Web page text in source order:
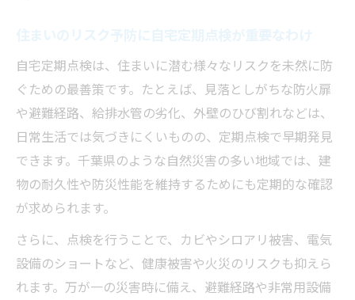
自宅定期点検は、住まいに潜む様々なリスクを未然に防
ぐための最善策です。たとえば、見落としがちな防火扉
や避難経路、給排水管の劣化、外壁のひび割れなどは、
日常生活では気づきにくいものの、定期点検で早期発見
できます。千葉県のような自然災害の多い地域では、建
物の耐久性や防災性能を維持するためにも定期的な確認
が求められます。
さらに、点検を行うことで、カビやシロアリ被害、電気
設備のショートなど、健康被害や火災のリスクも抑えら
れます。万が一の災害時に備え、避難経路や非常用設備